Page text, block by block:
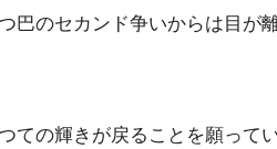
巴のセカンド争いからは目が
ての輝きが戻ることを願ってい